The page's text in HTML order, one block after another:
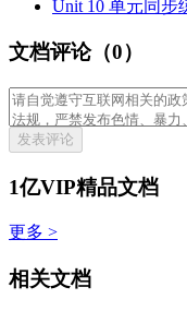
Unit 10 单元同步
文档评论（0）
发表评论
1亿VIP精品文档
更多 >
相关文档